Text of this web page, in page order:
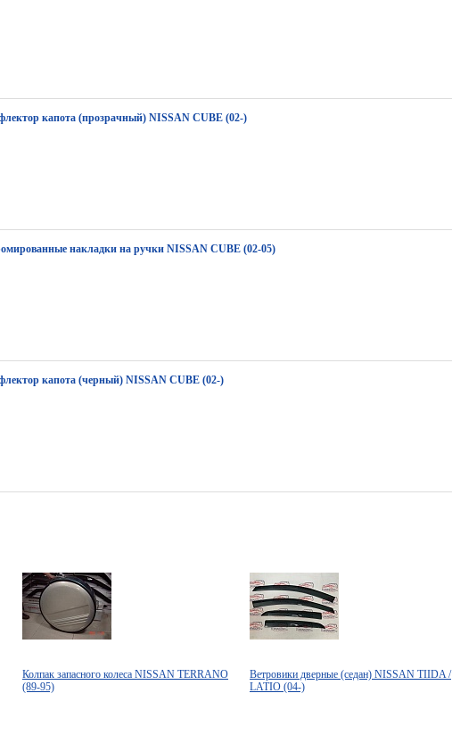
капота (прозрачный) NISSAN CUBE (02-)
накладки на ручки NISSAN CUBE (02-05)
капота (черный) NISSAN CUBE (02-)
Колпак запасного колеса NISSAN TERRANO
(89-95)
Ветровики дверные (седан) NISSAN TIIDA /
LATIO (04-)